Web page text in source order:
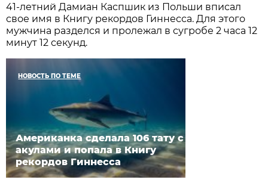
41-летний Дамиан Каспшик из Польши вписал
свое имя в Книгу рекордов Гиннесса. Для этого
мужчина разделся и пролежал в сугробе 2 часа 12
минут 12 секунд.
НОВОСТЬ ПО ТЕМЕ
Американка сделала 106 тату с
акулами и попала в Книгу
рекордов Гиннесса